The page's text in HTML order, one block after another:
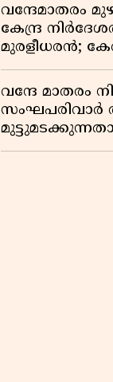
വന്ദേമാതരം
കേന്ദ്ര
മുരളീധരൻ;
മാത്രമേ
വന്ദേ മാതരം
സംഘപരിവാർ
മതേതര